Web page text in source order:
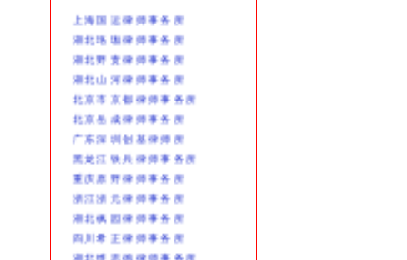
南京律 江苏
江苏致祥律师事
务所
杨永娥 西安
陕西普和律师事
务所
陈儒坤 湖北
湖北立丰律师事
务所
上海国运律师事务所
湖北珞珈律师事务所
湖北野责律师事务所
湖北山河律师事务所
北京市京都律师事务所
北京岳成律师事务所
广东深圳创基律师所
黑龙江铁兵律师事务所
重庆原野律师事务所
浙江浙元律师事务所
湖北枫园律师事务所
四川希正律师事务所
湖北维思德律师事务所